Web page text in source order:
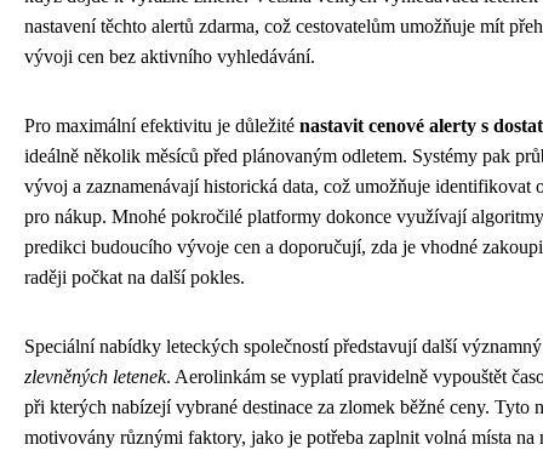
nastavení těchto alertů zdarma, což cestovatelům umožňuje mít
vývoji cen bez aktivního vyhledávání.
Pro maximální efektivitu je důležité nastavit cenové alerty s
ideálně několik měsíců před plánovaným odletem. Systémy pak
vývoj a zaznamenávají historická data, což umožňuje identifikovat
pro nákup. Mnohé pokročilé platformy dokonce využívají
predikci budoucího vývoje cen a doporučují, zda je vhodné
raději počkat na další pokles.
Speciální nabídky leteckých společností představují další
zlevněných letenek. Aerolinkám se vyplatí pravidelně vypouštět
při kterých nabízejí vybrané destinace za zlomek běžné ceny. Tyto
motivovány různými faktory, jako je potřeba zaplnit volná místa na